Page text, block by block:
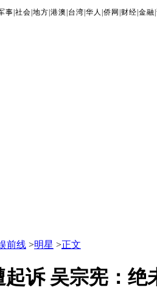
事 |社会 |地方 |港澳 台湾 |华人 |侨网 财经 |金融 |
前线 >明星 >正文
诉 吴宗宪：绝